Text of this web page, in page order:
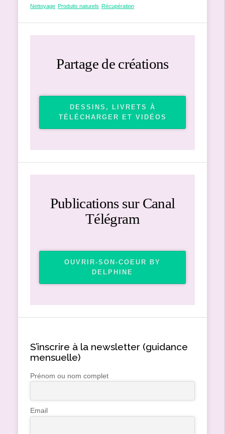
Nettoyage Produits naturels Récupération
Partage de créations
DESSINS, LIVRETS À
TÉLÉCHARGER ET VIDÉOS
Publications sur Canal
Télégram
OUVRIR-SON-COEUR BY
DELPHINE
S’inscrire à la newsletter (guidance
mensuelle)
Prénom ou nom complet
Email